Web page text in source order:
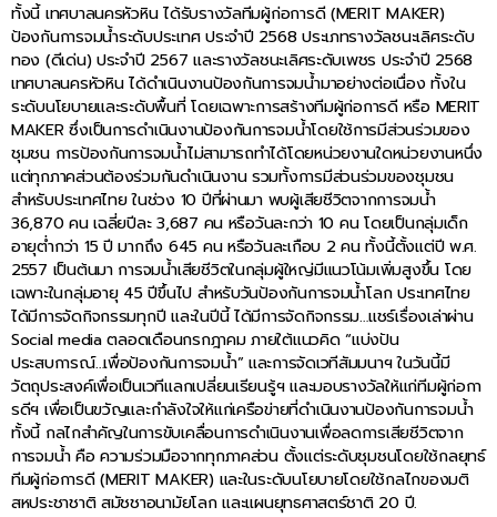
ทั้งนี้ เทศบาลนครหัวหิน ได้รับรางวัลทีมผู้ก่อการดี (MERIT MAKER)
ป้องกันการจมน้ำระดับประเทศ ประจำปี 2568 ประเภทรางวัลชนะเลิศระดับ
ทอง (ดีเด่น) ประจำปี 2567 และรางวัลชนะเลิศระดับเพชร ประจำปี 2568
เทศบาลนครหัวหิน ได้ดำเนินงานป้องกันการจมน้ำมาอย่างต่อเนื่อง ทั้งใน
ระดับนโยบายและระดับพื้นที่ โดยเฉพาะการสร้างทีมผู้ก่อการดี หรือ MERIT
MAKER ซึ่งเป็นการดำเนินงานป้องกันการจมน้ำโดยใช้การมีส่วนร่วมของ
ชุมชน การป้องกันการจมน้ำไม่สามารถทำได้โดยหน่วยงานใดหน่วยงานหนึ่ง
แต่ทุกภาคส่วนต้องร่วมกันดำเนินงาน รวมทั้งการมีส่วนร่วมของชุมชน
สำหรับประเทศไทย ในช่วง 10 ปีที่ผ่านมา พบผู้เสียชีวิตจากการจมน้ำ
36,870 คน เฉลี่ยปีละ 3,687 คน หรือวันละกว่า 10 คน โดยเป็นกลุ่มเด็ก
อายุต่ำกว่า 15 ปี มากถึง 645 คน หรือวันละเกือบ 2 คน ทั้งนี้ตั้งแต่ปี พ.ศ.
2557 เป็นต้นมา การจมน้ำเสียชีวิตในกลุ่มผู้ใหญ่มีแนวโน้มเพิ่มสูงขึ้น โดย
เฉพาะในกลุ่มอายุ 45 ปีขึ้นไป สำหรับวันป้องกันการจมน้ำโลก ประเทศไทย
ได้มีการจัดกิจกรรมทุกปี และในปีนี้ ได้มีการจัดกิจกรรม…แชร์เรื่องเล่าผ่าน
Social media ตลอดเดือนกรกฎาคม ภายใต้แนวคิด “แบ่งปัน
ประสบการณ์…เพื่อป้องกันการจมน้ำ” และการจัดเวทีสัมมนาฯ ในวันนี้มี
วัตถุประสงค์เพื่อเป็นเวทีแลกเปลี่ยนเรียนรู้ฯ และมอบรางวัลให้แก่ทีมผู้ก่อกา
รดีฯ เพื่อเป็นขวัญและกำลังใจให้แก่เครือข่ายที่ดำเนินงานป้องกันการจมน้ำ
ทั้งนี้ กลไกสำคัญในการขับเคลื่อนการดำเนินงานเพื่อลดการเสียชีวิตจาก
การจมน้ำ คือ ความร่วมมือจากทุกภาคส่วน ตั้งแต่ระดับชุมชนโดยใช้กลยุทธ์
ทีมผู้ก่อการดี (MERIT MAKER) และในระดับนโยบายโดยใช้กลไกของมติ
สหประชาชาติ สมัชชาอนามัยโลก และแผนยุทธศาสตร์ชาติ 20 ปี.